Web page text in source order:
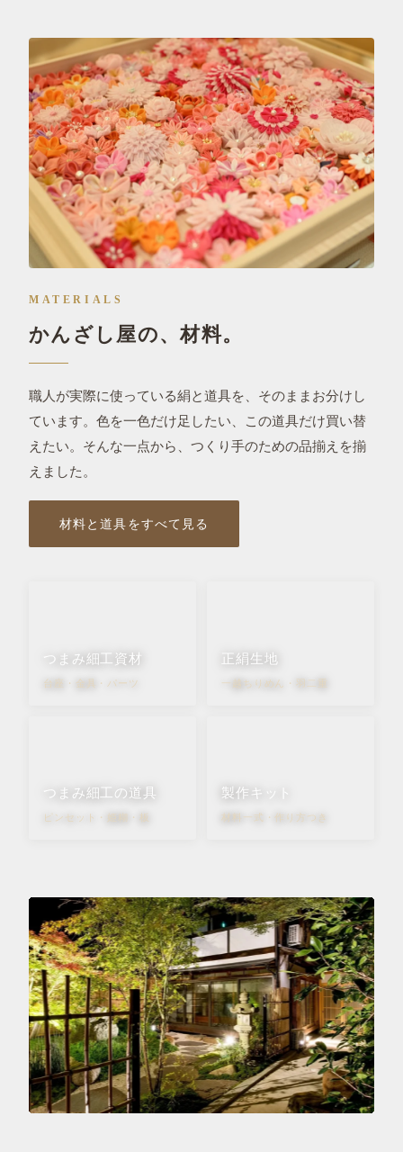
MATERIALS
かんざし屋の、材料。
職人が実際に使っている絹と道具を、そのままお分けし
ています。色を一色だけ足したい、この道具だけ買い替
えたい。 そんな一点から、 つくり手のための品揃えを揃
えました。
材料と道具をすべて見る
つまみ細工資材
台座・金具・パーツ
正絹生地
一越ちりめん・羽二重
つまみ細工の道具
ピンセット・姫糊・板
製作キット
材料一式・作り方つき